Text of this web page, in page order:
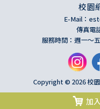
校園
E-Mail：
傳真電
服務時間：週一～
Copyright © 2026 校
加